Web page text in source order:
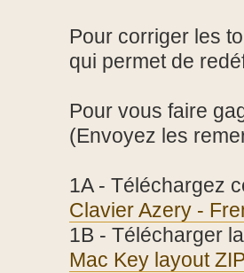
Pour corriger les
qui permet de
Pour vous faire
(Envoyez les
1A - Téléchargez
Clavier Azery -
1B - Télécharger
Mac Key layout